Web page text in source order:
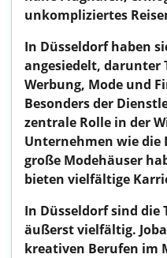
unkompliziertes
In Düsseldorf haben
angesiedelt,
Werbung, Mode und
Besonders der
zentrale Rolle in der
Unternehmen wie die
große Modehäuser
bieten vielfältige
In Düsseldorf sind die
äußerst vielfältig.
kreativen Berufen im